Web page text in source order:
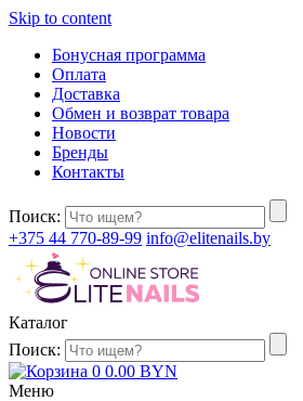
Skip to content
Бонусная программа
Оплата
Доставка
Обмен и возврат товара
Новости
Бренды
Контакты
Поиск:
+375 44 770-89-99 info@elitenails.by
Каталог
Поиск:
0 0.00 BYN
Меню